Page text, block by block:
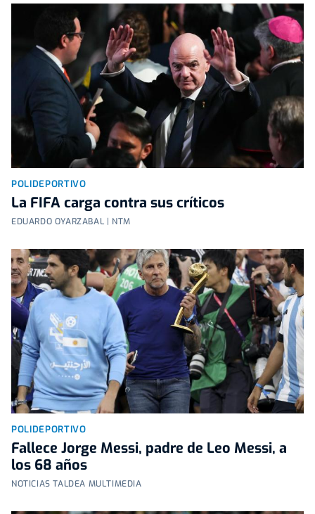
POLIDEPORTIVO
La FIFA carga contra sus críticos
EDUARDO OYARZABAL | NTM
POLIDEPORTIVO
Fallece Jorge Messi, padre de Leo Messi, a
los 68 años
NOTICIAS TALDEA MULTIMEDIA